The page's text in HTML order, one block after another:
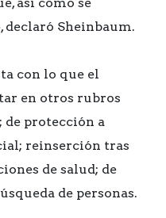
declaró Sheinbaum.
con lo que el
en otros rubros
de protección a
reinserción tras
de salud; de
de personas.